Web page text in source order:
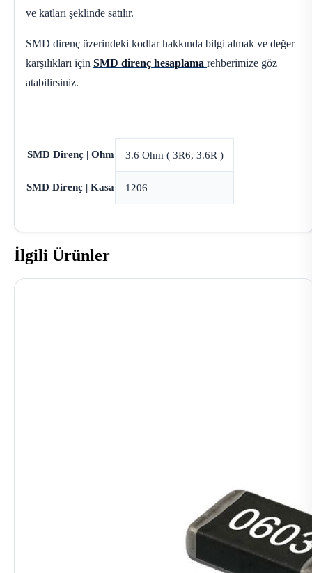
ve katları şeklinde satılır.
SMD direnç üzerindeki kodlar hakkında bilgi almak ve değer
karşılıkları için SMD direnç hesaplama rehberimize göz
atabilirsiniz.
SMD Direnç | Ohm 3.6 Ohm ( 3R6, 3.6R )
SMD Direnç | Kasa 1206
İlgili Ürünler